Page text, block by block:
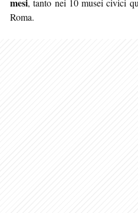
, tanto nei 10 musei civici
Roma.